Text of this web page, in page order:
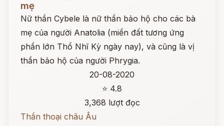
mẹ
Nữ thần Cybele là nữ thần bảo hộ cho các bà
mẹ của người Anatolia (miền đất tương ứng
phần lớn Thổ Nhĩ Kỳ ngày nay), và cũng là vị
thần bảo hộ của người Phrygia.
20-08-2020
⭐ 4.8
3,368 lượt đọc
Thần thoại châu Âu